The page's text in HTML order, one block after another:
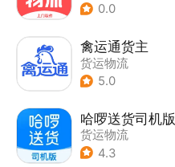
0.0
禽运通货主
货运物流
5.0
哈啰送货司机版
货运物流
4.3